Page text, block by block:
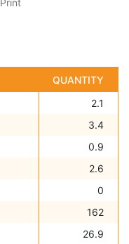
Print
QUANTITY
2.1
3.4
0.9
2.6
0
162
26.9